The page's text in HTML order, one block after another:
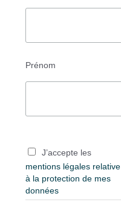
Prénom
J’accepte les
mentions légales relative
à la protection de mes
données